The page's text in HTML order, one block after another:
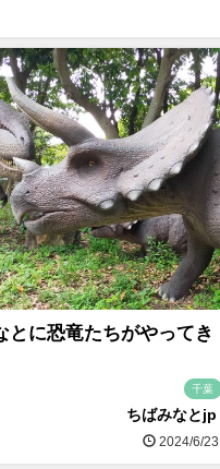
とに恐竜たちがやってき
千葉
ちばみなとjp
2024/6/23